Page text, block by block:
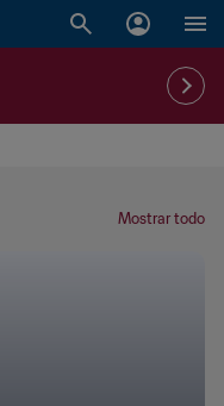
Mostrar todo